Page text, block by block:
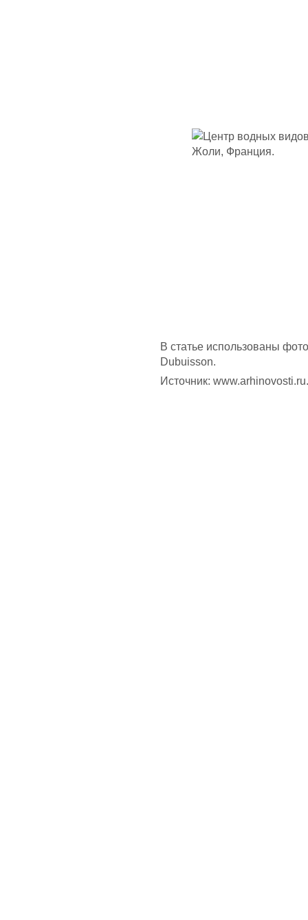
В статье использованы
Dubuisson.
Источник: www.arhinovosti.ru.